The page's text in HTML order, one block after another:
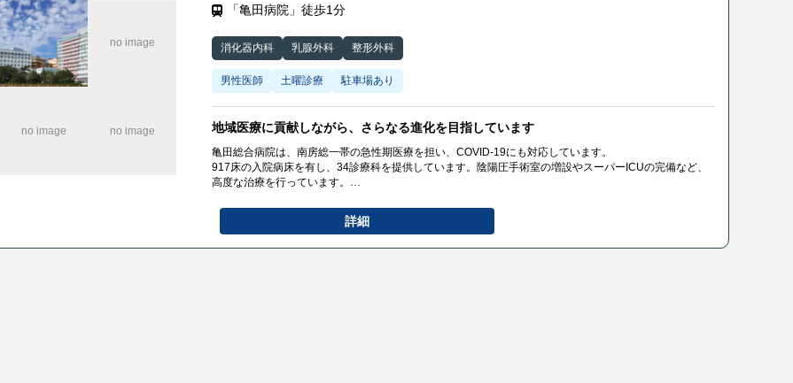
「亀田病院」徒歩1分
消化器内科 乳腺外科 整形外科
男性医師 土曜診療 駐車場あり
地域医療に貢献しながら、さらなる進化を目指しています
亀田総合病院は、南房総一帯の急性期医療を担い、COVID-19にも対応しています。
917床の入院病床を有し、34診療科を提供しています。陰陽圧手術室の増設やスーパーICUの完備など、
高度な治療を行っています。
ています。
詳細